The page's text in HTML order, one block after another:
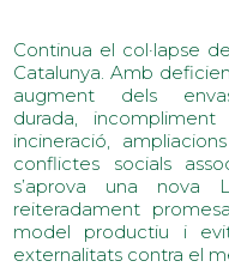
Continua el col·lapse
Catalunya. Amb
augment dels
durada,
incineració,
conflictes socials
s’aprova una nova
reiteradament
model productiu i
externalitats contra el